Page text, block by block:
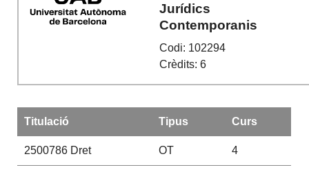
Jurídics
Contemporanis
Codi: 102294
Crèdits: 6
Titulació Tipus Curs
2500786Dret OT 4